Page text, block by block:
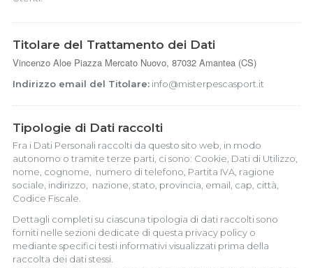
Titolare del Trattamento dei Dati
Vincenzo Aloe Piazza Mercato Nuovo, 87032 Amantea (CS)
Indirizzo email del Titolare: info@misterpescasport.it
Tipologie di Dati raccolti
Fra i Dati Personali raccolti da questo sito web, in modo
autonomo o tramite terze parti, ci sono: Cookie, Dati di Utilizzo,
nome, cognome, numero di telefono, Partita IVA, ragione
sociale, indirizzo, nazione, stato, provincia, email, cap, città,
Codice Fiscale.
Dettagli completi su ciascuna tipologia di dati raccolti sono
forniti nelle sezioni dedicate di questa privacy policy o
mediante specifici testi informativi visualizzati prima della
raccolta dei dati stessi.